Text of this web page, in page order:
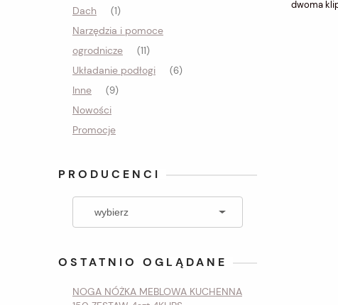
Dach (1)
Narzędzia i pomoce
ogrodnicze
(11)
Układanie podłogi (6)
Inne (9)
Nowości
Promocje
PRODUCENCI
OSTATNIO OGLĄDANE
NOGA NÓŻKA MEBLOWA KUCHENNA
dwoma